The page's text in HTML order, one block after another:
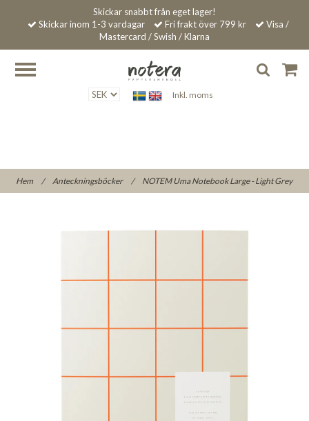
Skickar snabbt från eget lager!
Skickar inom 1-3 vardagar
Fri frakt över 799 kr
Visa /
Mastercard / Swish / Klarna
Inkl. moms
Hem / Anteckningsböcker / NOTEM Uma Notebook Large - Light Grey